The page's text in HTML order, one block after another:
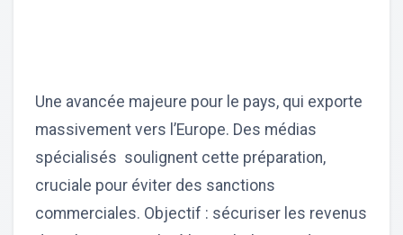
Une avancée majeure pour le pays, qui exporte
massivement vers l’Europe. Des médias
spécialisés soulignent cette préparation,
cruciale pour éviter des sanctions
commerciales. Objectif : sécuriser les revenus